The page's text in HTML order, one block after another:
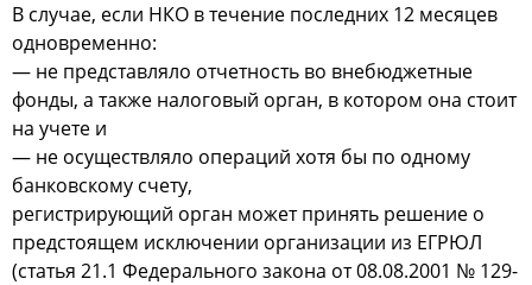
В случае, если НКО в течение последних 12 месяцев
одновременно:
— не представляло отчетность во внебюджетные
фонды, а также налоговый орган, в котором она стоит
на учете и
— не осуществляло операций хотя бы по одному
банковскому счету,
регистрирующий орган может принять решение о
предстоящем исключении организации из ЕГРЮЛ
(статья 21.1 Федерального закона от 08.08.2001 № 129-